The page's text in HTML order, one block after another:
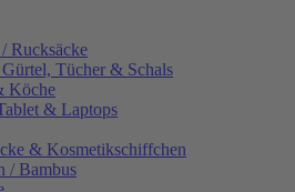
Rucksäcke
Tücher & Schals
Köche
& Laptops
& Kosmetikschiffchen
/ Bambus